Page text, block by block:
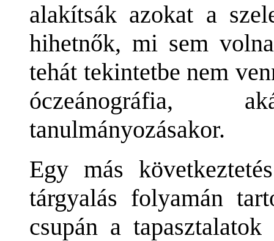
alakítsák azokat a
hihetnők, mi sem
tehát tekintetbe nem
óczeánográfia,
tanulmányozásakor.
Egy más
tárgyalás folyamán
csupán a